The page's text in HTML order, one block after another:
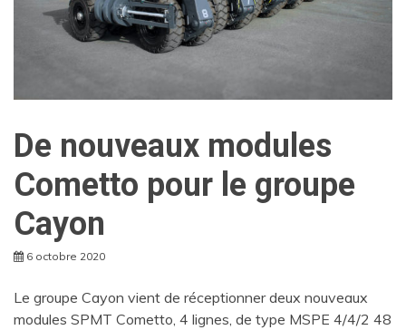
De nouveaux modules
Cometto pour le groupe
Cayon
6 octobre 2020
Le groupe Cayon vient de réceptionner deux nouveaux
modules SPMT Cometto, 4 lignes, de type MSPE 4/4/2 48